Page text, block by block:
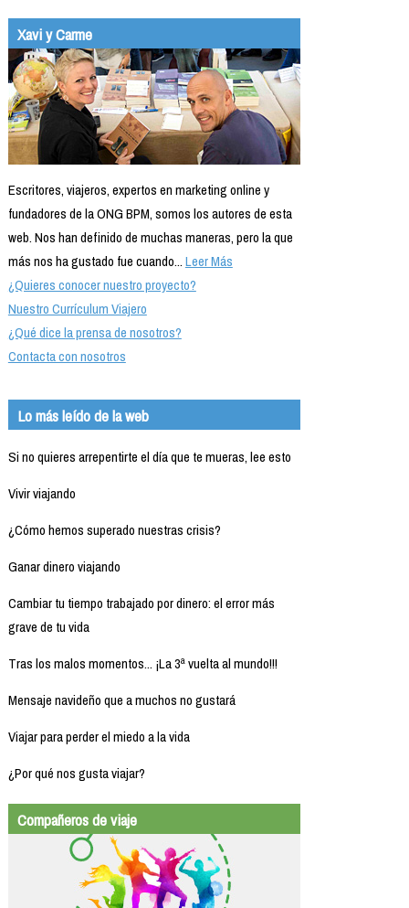
Xavi y Carme
Escritores, viajeros, expertos en marketing online y
fundadores de la ONG BPM, somos los autores de esta
web. Nos han definido de muchas maneras, pero la que
más nos ha gustado fue cuando...Leer Más
¿Quieres conocer nuestro proyecto?
Nuestro Currículum Viajero
¿Qué dice la prensa de nosotros?
Contacta con nosotros
Lo más leído de la web
Si no quieres arrepentirte el día que te mueras, lee esto
Vivir viajando
¿Cómo hemos superado nuestras crisis?
Ganar dinero viajando
Cambiar tu tiempo trabajado por dinero: el error más
grave de tu vida
Tras los malos momentos... ¡La 3ª vuelta al mundo!!!
Mensaje navideño que a muchos no gustará
Viajar para perder el miedo a la vida
¿Por qué nos gusta viajar?
Compañeros de viaje